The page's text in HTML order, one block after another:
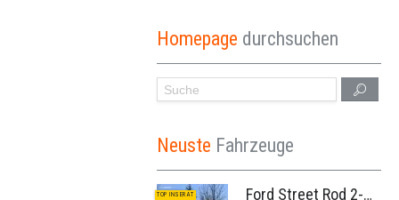
Homepage durchsuchen
Neuste Fahrzeuge
TOP INSERAT Ford Street Rod 2-Door V8 Aut. 1937